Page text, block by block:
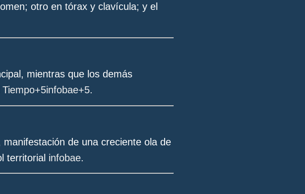
otro en tórax y clavícula; y el
mientras que los demás
Tiempo+5infobae+5.
de una creciente ola de
territorial infobae.